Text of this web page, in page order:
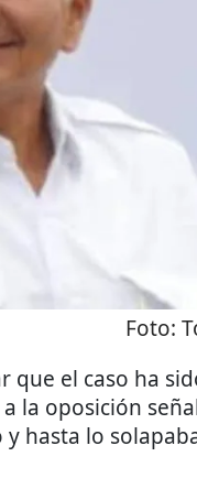
Foto:
que el caso ha
la oposición
hasta lo